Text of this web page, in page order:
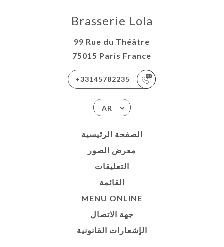
Brasserie Lola
99 Rue du Théâtre
75015 Paris France
+33145782235
AR
الصفحة الرئيسية
معرض الصور
التعليقات
القائمة
MENU ONLINE
جهة الاتصال
الإشعارات القانونية